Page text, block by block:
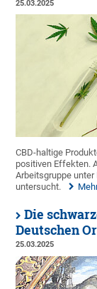
25.03.2025
CBD-haltige
positiven Effekten.
Arbeitsgruppe
untersucht.
Die
Deutschen
25.03.2025